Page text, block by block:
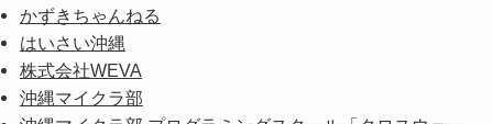
かずきちゃんねる
はいさい沖縄
株式会社WEVA
沖縄マイクラ部